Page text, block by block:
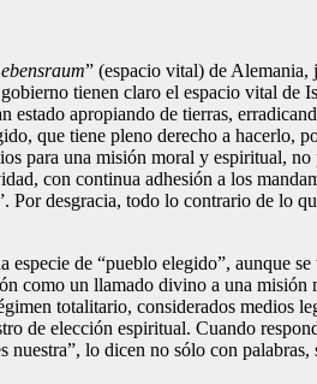
” (espacio vital) de Alemania,
tienen claro el espacio vital
estado apropiando de tierras,
que tiene pleno derecho a hacerlo,
para una misión moral y espiritual,
con continua adhesión a los
desgracia, todo lo contrario de lo
especie de “pueblo elegido”, aunque
como un llamado divino a una
totalitario, considerados medios
de elección espiritual. Cuando
nuestra”, lo dicen no sólo con